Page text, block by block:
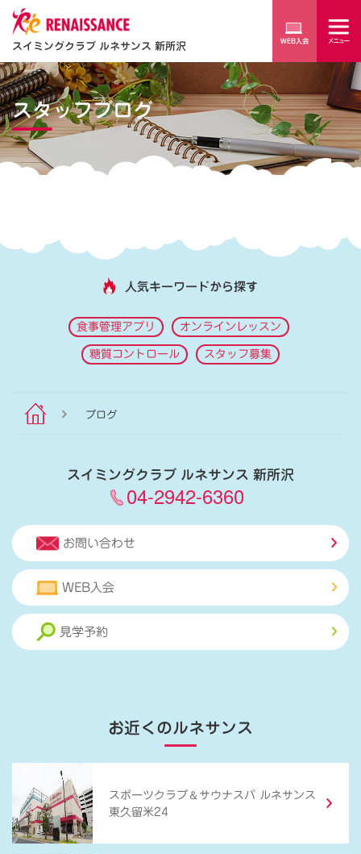
スイミングクラブ ルネサンス 新所沢
スタッフブログ
人気キーワードから探す
食事管理アプリ オンラインレッスン
糖質コントロール スタッフ募集
ブログ
スイミングクラブ ルネサンス 新所沢
04-2942-6360
お問い合わせ
WEB入会
見学予約
お近くのルネサンス
スポーツクラブ ＆ サウナスパ ルネサンス
東久留米24